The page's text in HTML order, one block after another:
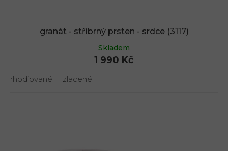
granát - stříbrný prsten - srdce (3117)
Skladem
1 990 Kč
rhodiované zlacené